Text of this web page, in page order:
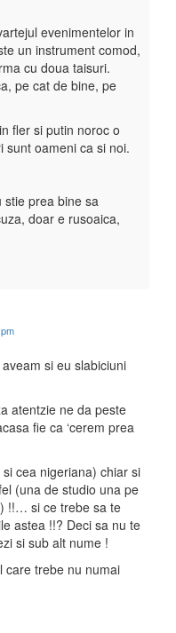
evenimentelor in
un instrument comod,
cu doua taisuri.
pe cat de bine, pe
fler si putin noroc o
sunt oameni ca si noi.
stie prea bine sa
doar e rusoaica,
si eu slabiciuni
atentzie ne da peste
fie ca ‘cerem prea
cea nigeriana) chiar si
(una de studio una pe
!!… si ce trebe sa te
astea !!? Deci sa nu te
si sub alt nume !
care trebe nu numai